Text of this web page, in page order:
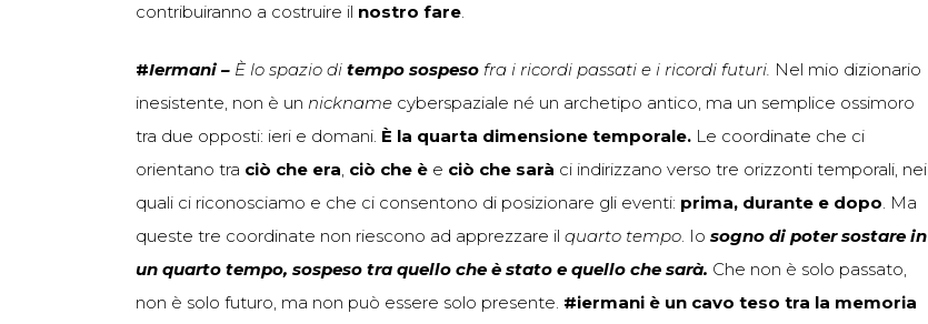
contribuiranno a costruire il nostro fare.
#Iermani – È lo spazio di tempo sospeso fra i ricordi passati e i ricordi futuri. Nel mio dizionario
inesistente, non è un nickname cyberspaziale né un archetipo antico, ma un semplice ossimoro
tra due opposti: ieri e domani. È la quarta dimensione temporale. Le coordinate che ci
orientano tra ciò che era, ciò che è e ciò che sarà ci indirizzano verso tre orizzonti temporali, nei
quali ci riconosciamo e che ci consentono di posizionare gli eventi: prima, durante e dopo. Ma
queste tre coordinate non riescono ad apprezzare il quarto tempo. Io sogno di poter sostare in
un quarto tempo, sospeso tra quello che è stato e quello che sarà. Che non è solo passato,
non è solo futuro, ma non può essere solo presente. #iermani è un cavo teso tra la memoria